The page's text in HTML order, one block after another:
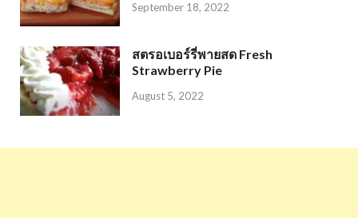
September 18, 2022
สตรอเบอร์รี่พายสด Fresh
Strawberry Pie
August 5, 2022